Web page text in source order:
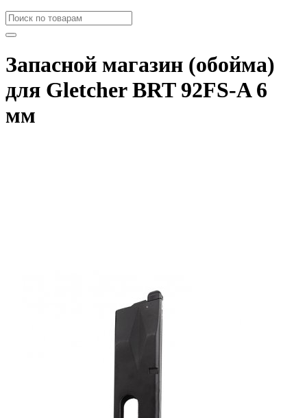
Запасной магазин (обойма)
для Gletcher BRT 92FS-A 6
мм